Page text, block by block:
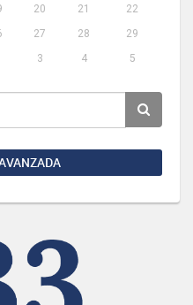
20 21
22
27 28
29
3 4 5